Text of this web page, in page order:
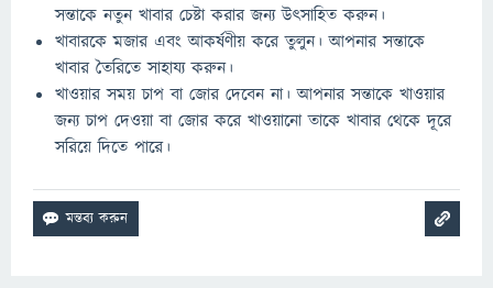
সন্তাকে নতুন খাবার চেষ্টা করার জন্য উৎসাহিত করুন।
খাবারকে মজার এবং আকর্ষণীয় করে তুলুন। আপনার সন্তাকে
খাবার তৈরিতে সাহায্য করুন।
খাওয়ার সময় চাপ বা জোর দেবেন না। আপনার সন্তাকে খাওয়ার
জন্য চাপ দেওয়া বা জোর করে খাওয়ানো তাকে খাবার থেকে দূরে
সরিয়ে দিতে পারে।